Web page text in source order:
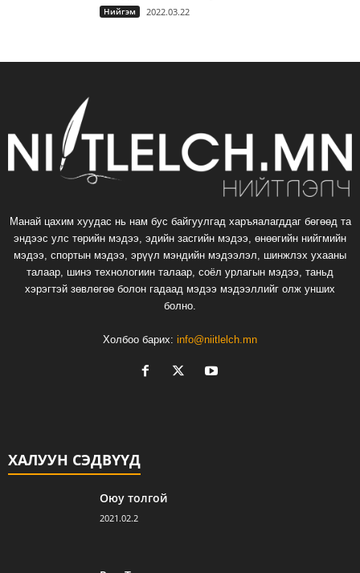
Нийгэм 2022.03.22
Манай цахим хуудас нь нам бус байгуулгад харъяалагддаг бөгөөд та
эндээс улс төрийн мэдээ, эдийн засгийн мэдээ, өнөөгийн нийгмийн
мэдээ, спортын мэдээ, эрүүл мэндийн мэдээлэл, шинжлэх ухааны
талаар, шинэ технологиин талаар, соёл урлагын мэдээ, таньд
хэрэгтэй зөвлөгөө болон гадаад мэдээ мэдээллийг олж унших
болно.
Холбоо барих: info@niitlelch.mn
ХАЛУУН СЭДВҮҮД
Оюу толгой
2021.02.2